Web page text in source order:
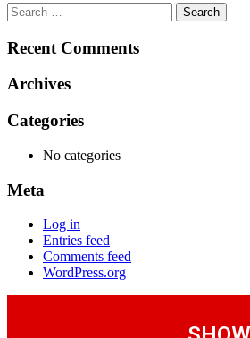
Search
for:
Recent Comments
Archives
Categories
No categories
Meta
Log in
Entries feed
Comments feed
WordPress.org